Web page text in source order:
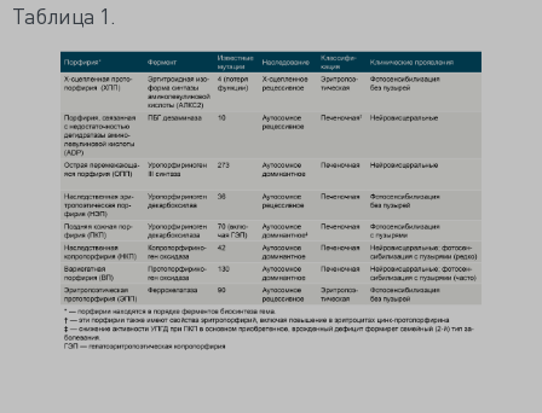
Таблица 1.